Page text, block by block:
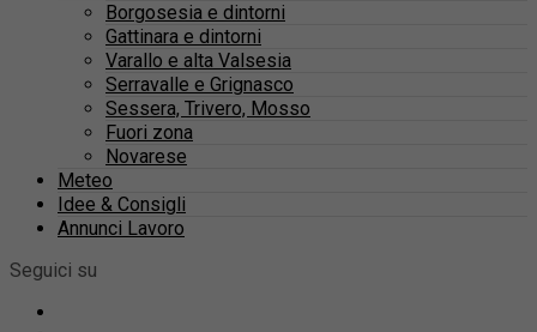
Borgosesia e dintorni
Gattinara e dintorni
Varallo e alta Valsesia
Serravalle e Grignasco
Sessera, Trivero, Mosso
Fuori zona
Novarese
Meteo
Idee & Consigli
Annunci Lavoro
Seguici su